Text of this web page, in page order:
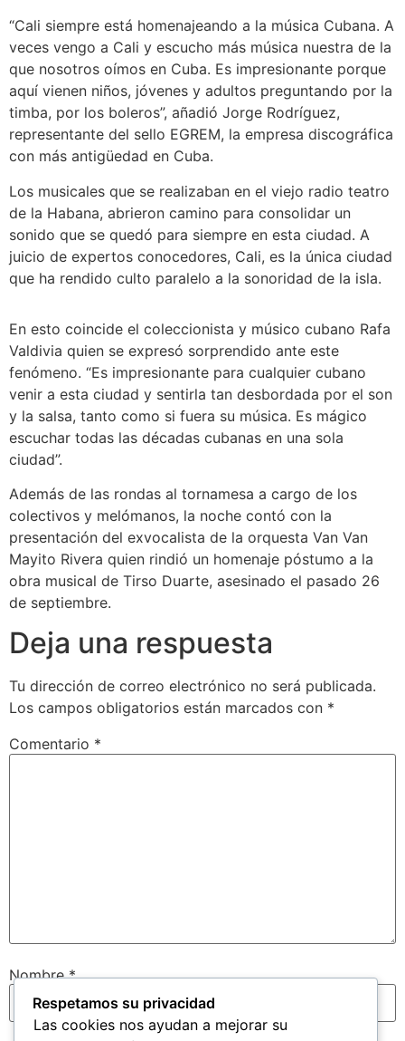
“Cali siempre está homenajeando a la música Cubana. A
veces vengo a Cali y escucho más música nuestra de la
que nosotros oímos en Cuba. Es impresionante porque
aquí vienen niños, jóvenes y adultos preguntando por la
timba, por los boleros”, añadió Jorge Rodríguez,
representante del sello EGREM, la empresa discográfica
con más antigüedad en Cuba.
Los musicales que se realizaban en el viejo radio teatro
de la Habana, abrieron camino para consolidar un
sonido que se quedó para siempre en esta ciudad. A
juicio de expertos conocedores, Cali, es la única ciudad
que ha rendido culto paralelo a la sonoridad de la isla.
En esto coincide el coleccionista y músico cubano Rafa
Valdivia quien se expresó sorprendido ante este
fenómeno. “Es impresionante para cualquier cubano
venir a esta ciudad y sentirla tan desbordada por el son
y la salsa, tanto como si fuera su música. Es mágico
escuchar todas las décadas cubanas en una sola
ciudad”.
Además de las rondas al tornamesa a cargo de los
colectivos y melómanos, la noche contó con la
presentación del exvocalista de la orquesta Van Van
Mayito Rivera quien rindió un homenaje póstumo a la
obra musical de Tirso Duarte, asesinado el pasado 26
de septiembre.
Deja una respuesta
Tu dirección de correo electrónico no será publicada.
Los campos obligatorios están marcados con *
Comentario *
Nombre*
Respetamos su privacidad
Las cookies nos ayudan a mejorar su